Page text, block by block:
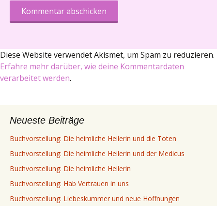
Diese Website verwendet Akismet, um Spam zu reduzieren.
Erfahre mehr darüber, wie deine Kommentardaten
verarbeitet werden.
Neueste Beiträge
Buchvorstellung: Die heimliche Heilerin und die Toten
Buchvorstellung: Die heimliche Heilerin und der Medicus
Buchvorstellung: Die heimliche Heilerin
Buchvorstellung: Hab Vertrauen in uns
Buchvorstellung: Liebeskummer und neue Hoffnungen